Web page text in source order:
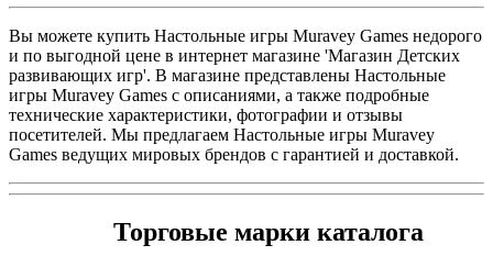
Вы можете купить Настольные игры Muravey Games недорого
и по выгодной цене в интернет магазине 'Магазин Детских
развивающих игр'. В магазине представлены Настольные
игры Muravey Games с описаниями, а также подробные
технические характеристики, фотографии и отзывы
посетителей. Мы предлагаем Настольные игры Muravey
Games ведущих мировых брендов с гарантией и доставкой.
Торговые марки каталога